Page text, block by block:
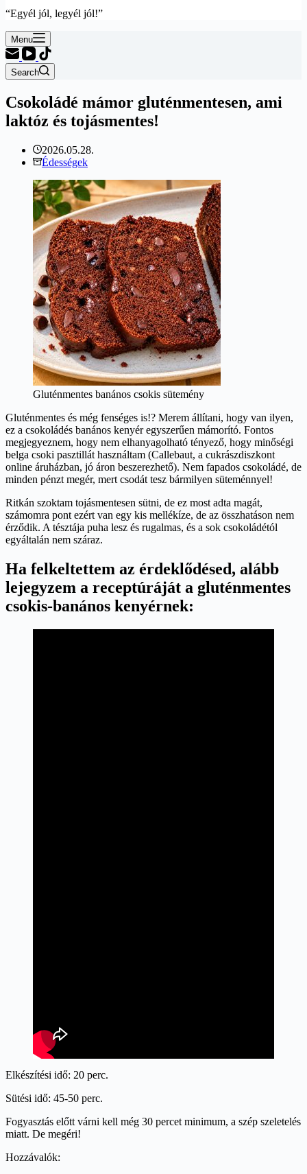
“Egyél jól, legyél jól!”
Menu
Search
Csokoládé mámor gluténmentesen, ami
laktóz és tojásmentes!
2026.05.28.
Édességek
Gluténmentes banános csokis sütemény
Gluténmentes és még fenséges is!? Merem állítani, hogy van ilyen,
ez a csokoládés banános kenyér egyszerűen mámorító. Fontos
megjegyeznem, hogy nem elhanyagolható tényező, hogy minőségi
belga csoki pasztillát használtam (Callebaut, a cukrászdiszkont
online áruházban, jó áron beszerezhető). Nem fapados csokoládé, de
minden pénzt megér, mert csodát tesz bármilyen süteménnyel!
Ritkán szoktam tojásmentesen sütni, de ez most adta magát,
számomra pont ezért van egy kis mellékíze, de az összhatáson nem
érződik. A tésztája puha lesz és rugalmas, és a sok csokoládétól
egyáltalán nem száraz.
Ha felkeltettem az érdeklődésed, alább
lejegyzem a receptúráját a gluténmentes
csokis-banános kenyérnek:
Elkészítési idő: 20 perc.
Sütési idő: 45-50 perc.
Fogyasztás előtt várni kell még 30 percet minimum, a szép szeletelés
miatt. De megéri!
Hozzávalók: